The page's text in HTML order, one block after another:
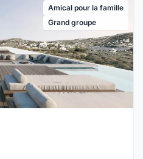
Amical pour la famille
Grand groupe